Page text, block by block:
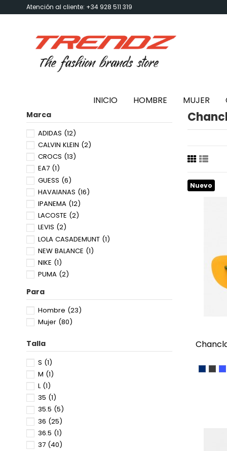
Atención al cliente: +34 928 511 319
INICIO HOMBRE MUJER
Nuevo
NAVY
Marca
ADIDAS (12)
CALVIN KLEIN (2)
CROCS (13)
EA7 (1)
GUESS (6)
HAVAIANAS (16)
IPANEMA (12)
LACOSTE (2)
LEVIS (2)
LOLA CASADEMUNT (1)
NEW BALANCE (1)
NIKE (1)
PUMA (2)
SPICE UP(3)
SUPERDRY(1)
TOMMY HILFIGER
Para
Hombre (23)
Mujer (80)
Talla
S (1)
M (1)
L (1)
35 (1)
35.5 (5)
36 (25)
36.5 (1)
37 (40)